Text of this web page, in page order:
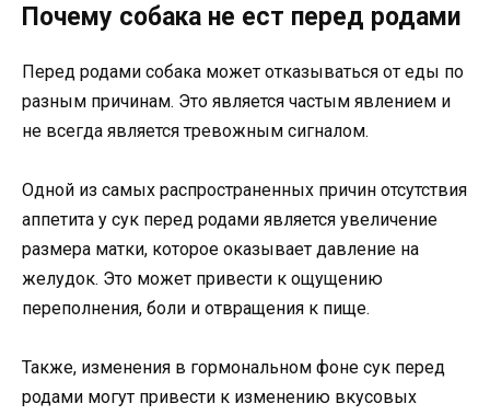
Почему собака не ест перед родами
Перед родами собака может отказываться от еды по
разным причинам. Это является частым явлением и
не всегда является тревожным сигналом.
Одной из самых распространенных причин отсутствия
аппетита у сук перед родами является увеличение
размера матки, которое оказывает давление на
желудок. Это может привести к ощущению
переполнения, боли и отвращения к пище.
Также, изменения в гормональном фоне сук перед
родами могут привести к изменению вкусовых